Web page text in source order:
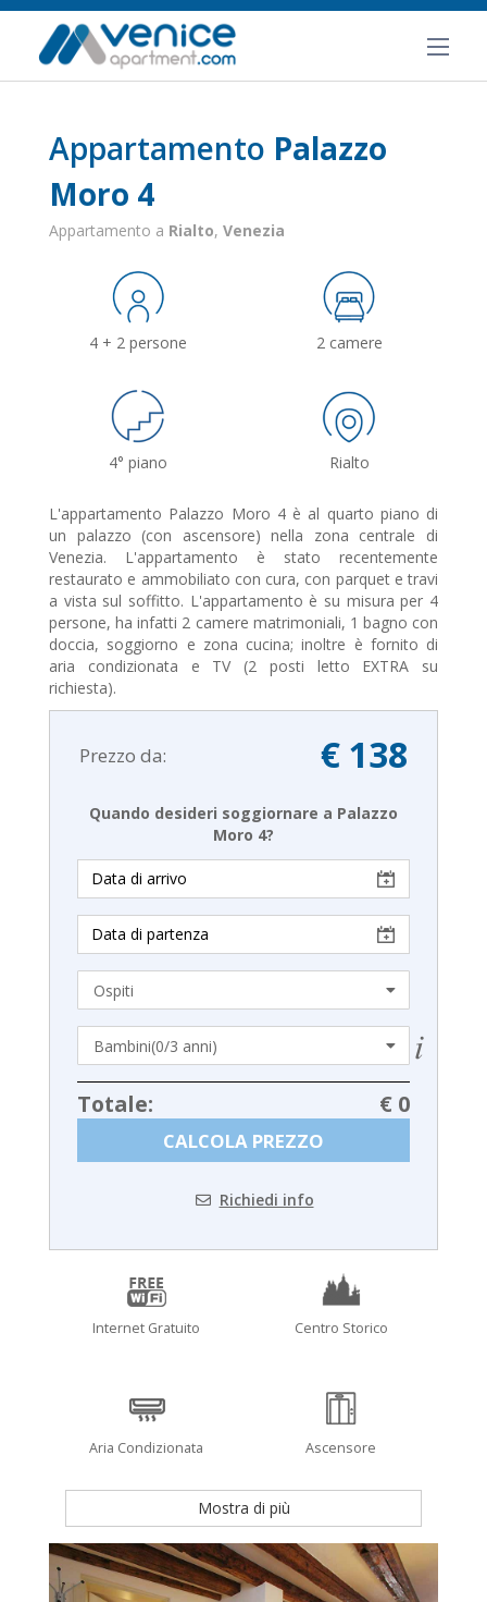
Appartamento Palazzo
Moro 4
Appartamento a Rialto, Venezia
4 + 2 persone 2 camere
4° piano Rialto
L'appartamento Palazzo Moro 4 è al quarto piano di
un palazzo (con ascensore) nella zona centrale di
Venezia. L'appartamento è stato recentemente
restaurato e ammobiliato con cura, con parquet e travi
a vista sul soffitto. L'appartamento è su misura per 4
persone, ha infatti 2 camere matrimoniali, 1 bagno con
doccia, soggiorno e zona cucina; inoltre è fornito di
aria condizionata e TV (2 posti letto EXTRA su
richiesta).
Prezzo da: € 138
Quando desideri soggiornare a Palazzo
Moro 4?
Totale: € 0
CALCOLA PREZZO
Richiedi info
Internet Gratuito Centro Storico
Aria Condizionata Ascensore
Mostra di più